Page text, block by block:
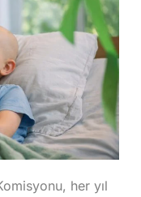
her yıl